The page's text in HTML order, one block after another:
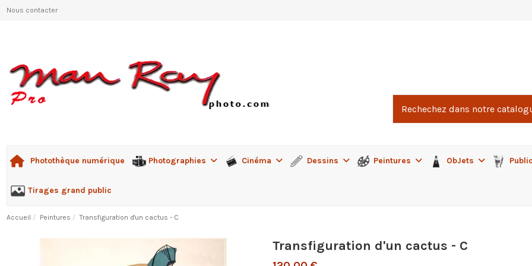
Nous contacter
Photothèque numérique Photographies Cinéma Dessins Peintures ObJets
Tirages grand public
Accueil Peintures Transfiguration d'un cactus - C
Transfiguration d'un cactus - C